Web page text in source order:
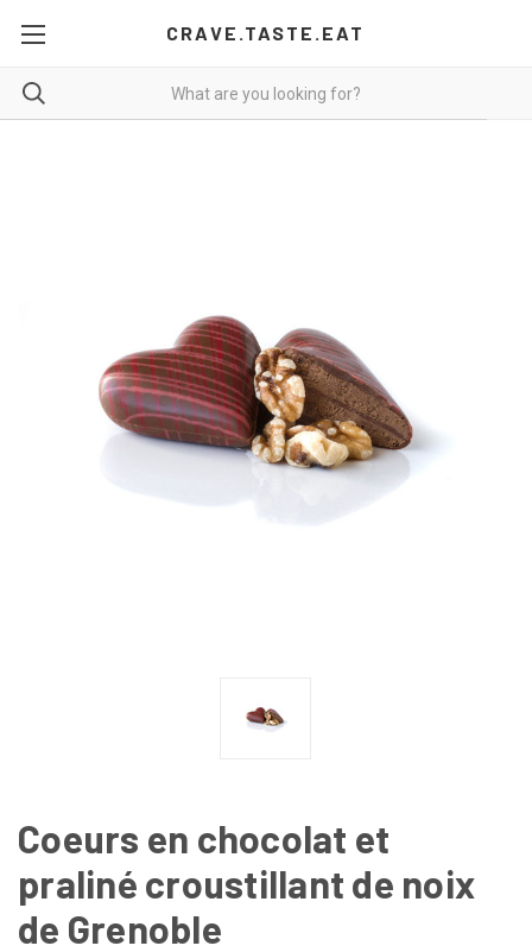
CRAVE.TASTE.EAT
Coeurs en chocolat et
praliné croustillant de noix
de Grenoble